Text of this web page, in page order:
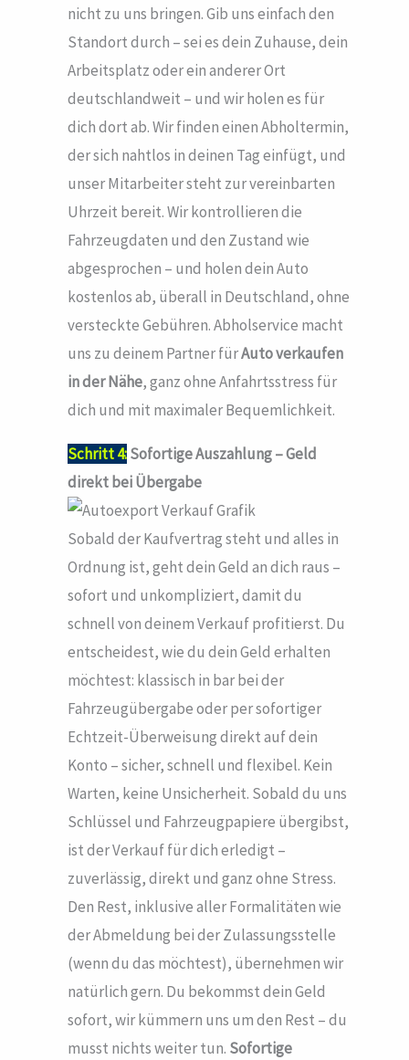
nicht zu uns bringen. Gib uns einfach den
Standort durch – sei es dein Zuhause, dein
Arbeitsplatz oder ein anderer Ort
deutschlandweit – und wir holen es für
dich dort ab. Wir finden einen Abholtermin,
der sich nahtlos in deinen Tag einfügt, und
unser Mitarbeiter steht zur vereinbarten
Uhrzeit bereit. Wir kontrollieren die
Fahrzeugdaten und den Zustand wie
abgesprochen – und holen dein Auto
kostenlos ab, überall in Deutschland, ohne
versteckte Gebühren. Abholservice macht
uns zu deinem Partner fürAuto verkaufen
in der Nähe, ganz ohne Anfahrtsstress für
dich und mit maximaler Bequemlichkeit.
Schritt 4:Sofortige Auszahlung – Geld
direkt bei Übergabe
Sobald der Kaufvertrag steht und alles in
Ordnung ist, geht dein Geld an dich raus –
sofort und unkompliziert, damit du
schnell von deinem Verkauf profitierst. Du
entscheidest, wie du dein Geld erhalten
möchtest: klassisch in bar bei der
Fahrzeugübergabe oder per sofortiger
Echtzeit-Überweisung direkt auf dein
Konto – sicher, schnell und flexibel. Kein
Warten, keine Unsicherheit. Sobald du uns
Schlüssel und Fahrzeugpapiere übergibst,
ist der Verkauf für dich erledigt –
zuverlässig, direkt und ganz ohne Stress.
Den Rest, inklusive aller Formalitäten wie
der Abmeldung bei der Zulassungsstelle
(wenn du das möchtest), übernehmen wir
natürlich gern. Du bekommst dein Geld
sofort, wir kümmern uns um den Rest – du
musst nichts weiter tun. Sofortige